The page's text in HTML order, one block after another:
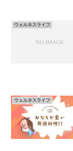
ウェルネスライフ
ウェルネスライフ